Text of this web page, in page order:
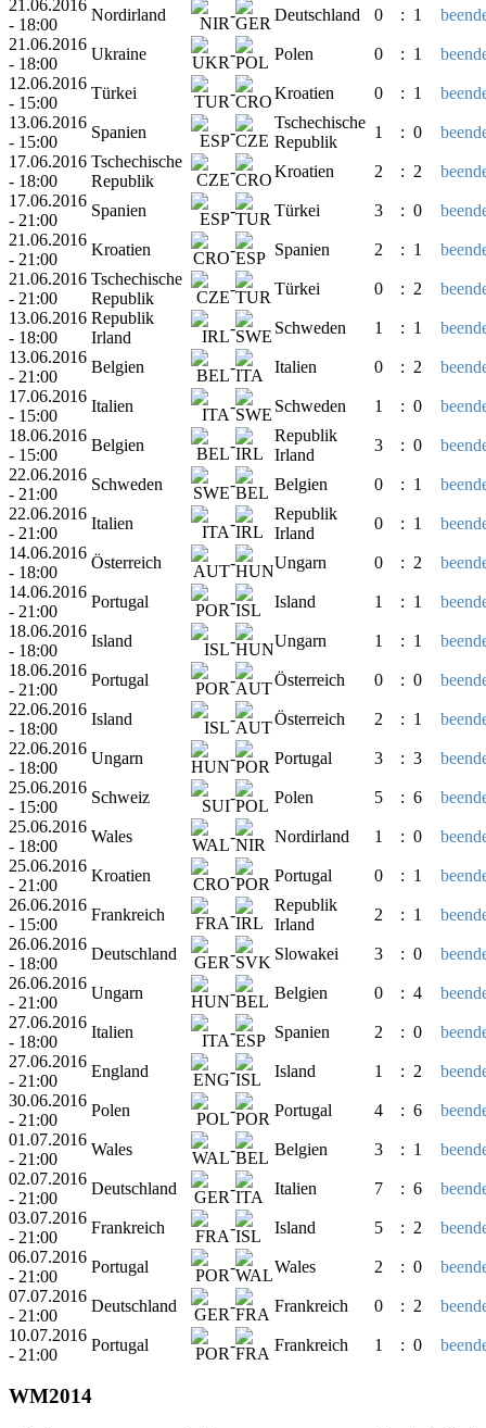
21.06.2016
- 18:00
Nordirland - Deutschland 0 : 1
21.06.2016
- 18:00
Ukraine - Polen 0 : 1
12.06.2016
- 15:00
Türkei - Kroatien 0 : 1
13.06.2016
- 15:00
Spanien -
Tschechische
Republik
1 : 0
17.06.2016
- 18:00
Tschechische
Republik
- Kroatien 2 : 2
17.06.2016
- 21:00
Spanien - Türkei 3 : 0
21.06.2016
- 21:00
Kroatien - Spanien 2 : 1
21.06.2016
- 21:00
Tschechische
Republik
- Türkei 0 : 2
13.06.2016
- 18:00
Republik
Irland
- Schweden 1 : 1
13.06.2016
- 21:00
Belgien - Italien 0 : 2
17.06.2016
- 15:00
Italien - Schweden 1 : 0
18.06.2016
- 15:00
Belgien -
Republik
Irland
3 : 0
22.06.2016
- 21:00
Schweden - Belgien 0 : 1
22.06.2016
- 21:00
Italien -
Republik
Irland
0 : 1
14.06.2016
- 18:00
Österreich - Ungarn 0 : 2
14.06.2016
- 21:00
Portugal - Island 1 : 1
18.06.2016
- 18:00
Island - Ungarn 1 : 1
18.06.2016
- 21:00
Portugal - Österreich 0 : 0
22.06.2016
- 18:00
Island - Österreich 2 : 1
22.06.2016
- 18:00
Ungarn - Portugal 3 : 3
25.06.2016
- 15:00
Schweiz - Polen 5 : 6
25.06.2016
- 18:00
Wales - Nordirland 1 : 0
25.06.2016
- 21:00
Kroatien - Portugal 0 : 1
26.06.2016
- 15:00
Frankreich -
Republik
Irland
2 : 1
26.06.2016
- 18:00
Deutschland - Slowakei 3 : 0
26.06.2016
- 21:00
Ungarn - Belgien 0 : 4
27.06.2016
- 18:00
Italien - Spanien 2 : 0
27.06.2016
- 21:00
England - Island 1 : 2
30.06.2016
- 21:00
Polen - Portugal 4 : 6
01.07.2016
- 21:00
Wales - Belgien 3 : 1
02.07.2016
- 21:00
Deutschland - Italien 7 : 6
03.07.2016
- 21:00
Frankreich - Island 5 : 2
06.07.2016
- 21:00
Portugal - Wales 2 : 0
07.07.2016
- 21:00
Deutschland - Frankreich 0 : 2
10.07.2016
- 21:00
Portugal - Frankreich 1 : 0
WM2014